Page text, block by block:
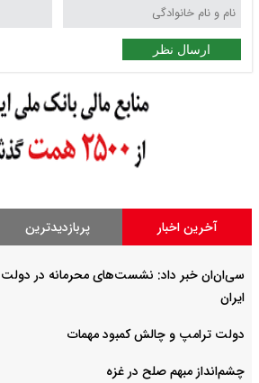
ارسال نظر
آخرین اخبار پربازدیدترین
سی‌ان‌ان خبر داد: نشست‌های محرمانه در دولت
ایران
دولت ترامپ و چالش کمبود مهمات
چشم‌انداز مبهم صلح در غزه